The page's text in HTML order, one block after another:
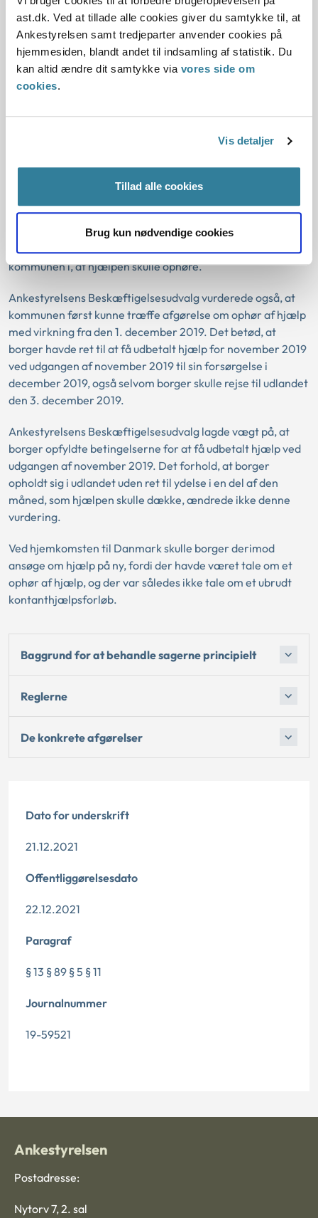
ast.dk. Ved at tillade alle cookies giver du samtykke til, at
Ankestyrelsen samt tredjeparter anvender cookies på
hjemmesiden, blandt andet til indsamling af statistik. Du
kan altid ændre dit samtykke via vores side om
cookies.
Vis detaljer
Tillad alle cookies
Brug kun nødvendige cookies
I sag nr. 2 traf kommunen afgørelse om ophør af hjælp med
virkning fra den 2. november 2019 med den begrundelse, at
borger havde oplyst, at vedkommende ville flytte til
udlandet fra den 3. december 2019. Borger havde dermed
ved udgangen af november 2019 til sin forsørgelse i
Borger oplyste, efter at kommunen havde truffet afgørelse,
at hun ikke planlagde at flytte til udlandet, men at der kun
godkendt af kommunen, og der var ikke fastlagt en dato
for, hvornår borger ville komme hjem fra ferien.
Ankestyrelsens Beskæftigelsesudvalg var derfor enig med
kommunen i, at hjælpen skulle ophøre.
Ankestyrelsens Beskæftigelsesudvalg vurderede også, at
kommunen først kunne træffe afgørelse om ophør af hjælp
med virkning fra den 1. december 2019. Det betød, at
borger havde ret til at få udbetalt hjælp for november 2019
ved udgangen af november 2019 til sin forsørgelse i
december 2019, også selvom borger skulle rejse til udlandet
den 3. december 2019.
Ankestyrelsens Beskæftigelsesudvalg lagde vægt på, at
borger opfyldte betingelserne for at få udbetalt hjælp ved
udgangen af november 2019. Det forhold, at borger
opholdt sig i udlandet uden ret til ydelse i en del af den
måned, som hjælpen skulle dække, ændrede ikke denne
vurdering.
Ved hjemkomsten til Danmark skulle borger derimod
ansøge om hjælp på ny, fordi der havde været tale om et
ophør af hjælp, og der var således ikke tale om et ubrudt
kontanthjælpsforløb.
Baggrund for at behandle sagerne principielt
Reglerne
De konkrete afgørelser
Dato for underskrift
21.12.2021
Offentliggørelsesdato
22.12.2021
Paragraf
§ 13 § 89 § 5 § 11
Journalnummer
19-59521
Ankestyrelsen
Postadresse:
Nytorv 7, 2. sal